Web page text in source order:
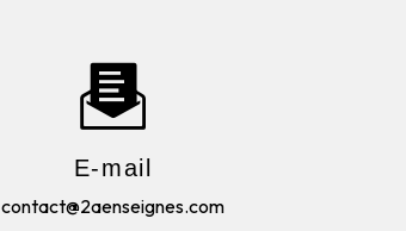
E-mail
contact@2aenseignes.com